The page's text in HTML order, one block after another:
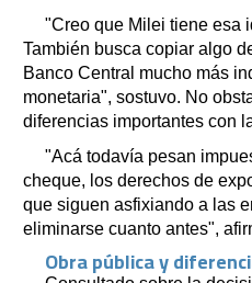
"Creo que Milei tiene esa
También busca copiar algo
Banco Central mucho más
monetaria", sostuvo. No
diferencias importantes con
"Acá todavía pesan
cheque, los derechos de
que siguen asfixiando a las
eliminarse cuanto antes",
Obra pública y